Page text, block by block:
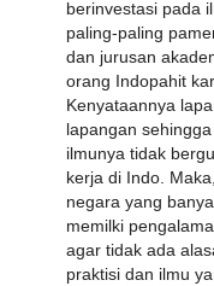
berinvestasi pada
paling-paling
dan jurusan
orang Indopahit
Kenyataannya
lapangan
ilmunya tidak
kerja di Indo.
negara yang
memilki
agar tidak ada
praktisi dan ilmu